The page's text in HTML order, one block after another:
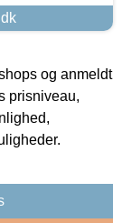
og anmeldt
prisniveau,